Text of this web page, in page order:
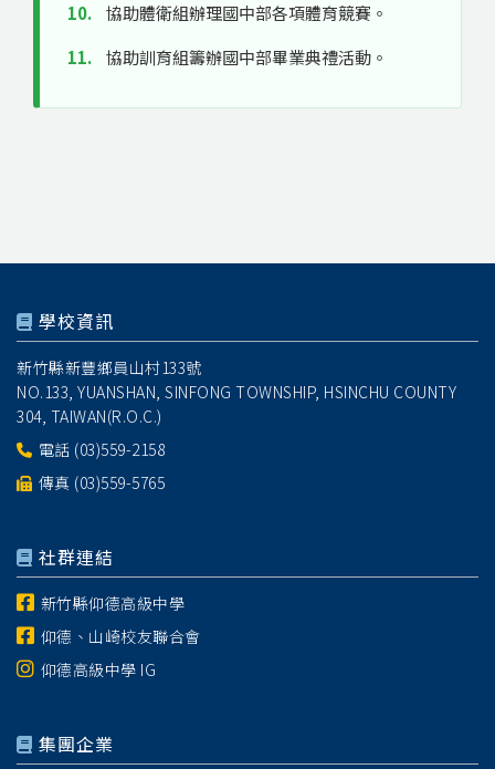
10.
協助體衛組辦理國中部各項體育競賽。
11.
協助訓育組籌辦國中部畢業典禮活動。
學校資訊
新竹縣新豐鄉員山村133號
NO.133, YUANSHAN, SINFONG TOWNSHIP, HSINCHU COUNTY
304, TAIWAN(R.O.C.)
電話 (03)559-2158
傳真 (03)559-5765
社群連結
新竹縣仰德高級中學
仰德、山崎校友聯合會
仰德高級中學 IG
集團企業